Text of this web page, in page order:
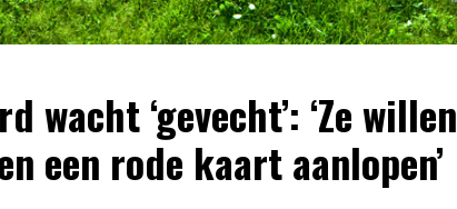
wacht ‘gevecht’: ‘Ze willen
een rode kaart aanlopen’